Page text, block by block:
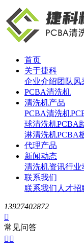
首页
关于捷科
企业介绍团队风
PCBA清洗机
清洗机产品
PCBA清洗机
球清洗机PCBA
淋清洗机PCBA
代理产品
新闻动态
清洗机资讯行业
联系我们
联系我们 人才招
13927402872

常见问答
 